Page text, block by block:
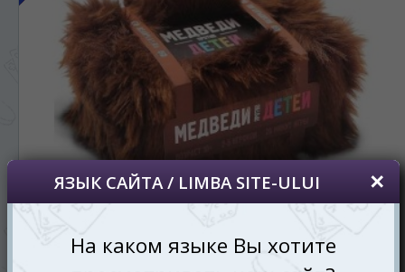
Медведи против Детей (Bears VS Babies)
250 mdl
Vă vom deranja doar o singură dată, apoi vă
vom salva alegerea limbii.
Если вы хотите переключить язык
сайта, то это можно всегда сделать в
правом верхнем углу страницы.
Dacă doriți să schimbați limba site-ului, puteți
oricând să faceți asta în colțul din dreapta sus
RO RU